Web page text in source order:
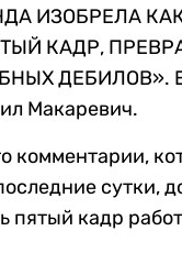
ИЗОБРЕЛА
КАДР,
ДЕБИЛОВ».
Макаревич.
комментарии,
сутки,
пятый кадр